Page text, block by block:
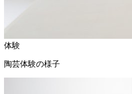
体験
陶芸体験の様子